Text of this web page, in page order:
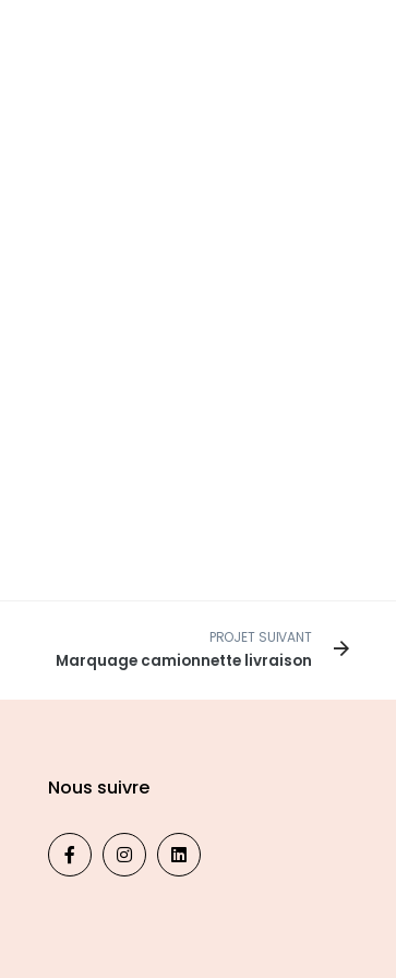
PROJET SUIVANT
Marquage camionnette livraison
Nous suivre